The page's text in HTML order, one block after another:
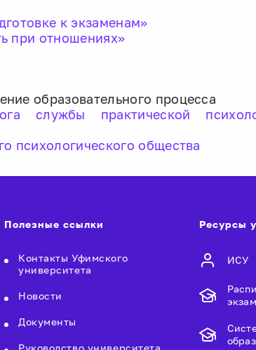
к экзаменам»
при отношениях»
образовательного процесса
службы практической
психологического общества
Полезные ссылки
Контакты Уфимского
университета
Новости
Документы
Руководство университета
Ресурсы
ИСУ